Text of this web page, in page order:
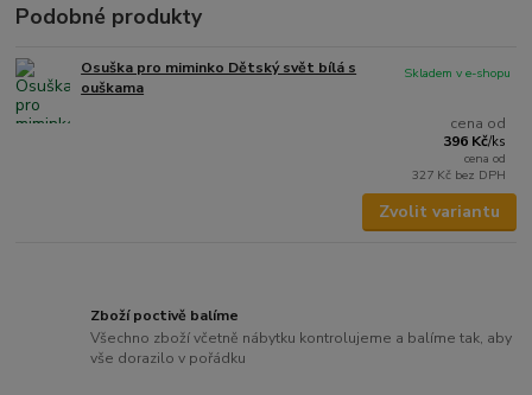
Podobné produkty
Osuška pro miminko Dětský svět bílá s
ouškama
cena od
396 Kč/ks
cena od
327 Kč bez DPH
Skladem v e-shopu
Zvolit variantu
Zboží poctivě balíme
Všechno zboží včetně nábytku kontrolujeme a balíme tak, aby
vše dorazilo v pořádku